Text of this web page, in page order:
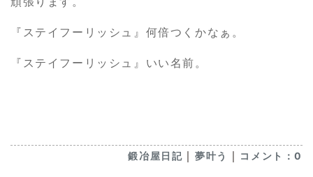
『ステイフーリッシュ』何倍つくかなぁ。
『ステイフーリッシュ』いい名前。
鍛冶屋日記 ｜ 夢叶う ｜ コメント：0